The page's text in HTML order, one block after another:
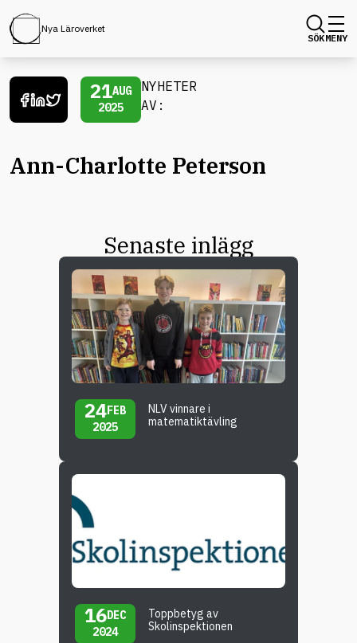
Nya Läroverket
SÖKMENY
21AUG
2025
NYHETER
AV:
Ann-Charlotte Peterson
Senaste inlägg
24FEB
2025
NLV vinnare i
matematiktävling
16DEC
2024
Toppbetyg av
Skolinspektionen